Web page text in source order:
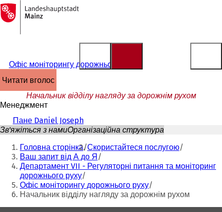
Перейти до змісту
На
головну
сторінку
Офіс моніторингу дорожнього руху
читати вголос
Начальник відділу нагляду за дорожнім рухом
Менеджмент
Пане Daniel Joseph
Зв'яжіться з намиОрганізаційна структура
Ти
тут:
Головна сторінка Скористайтеся послугою
Ваш запит від А до Я
Департамент VII - Регуляторні питання та моніторинг
дорожнього руху
Офіс моніторингу дорожнього руху
Начальник відділу нагляду за дорожнім рухом